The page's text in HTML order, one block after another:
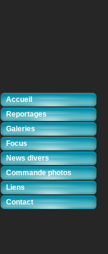
Accueil
Reportages
Galeries
Focus
News divers
Commande photos
Liens
Contact